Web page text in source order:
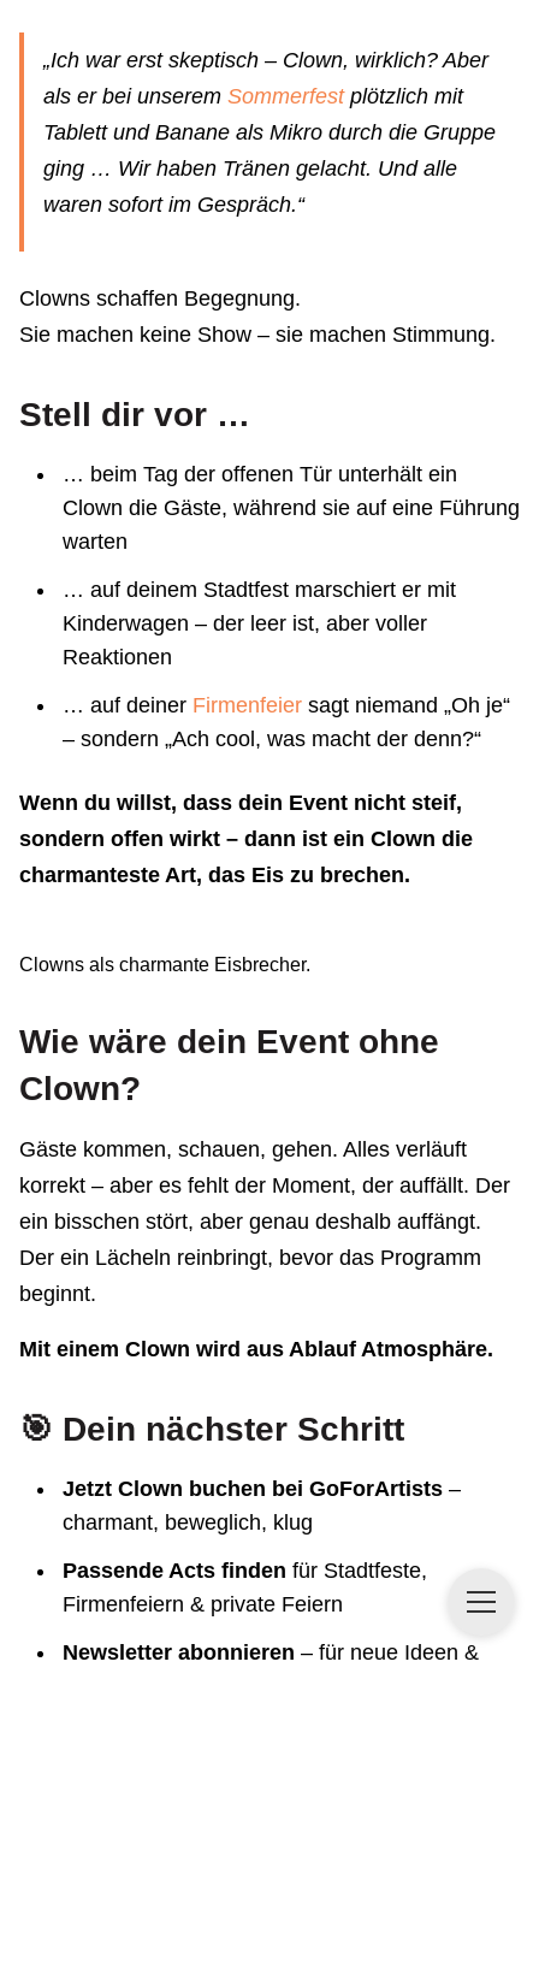
„Ich war erst skeptisch – Clown, wirklich? Aber
als er bei unserem Sommerfestplötzlich mit
Tablett und Banane als Mikro durch die Gruppe
ging … Wir haben Tränen gelacht. Und alle
waren sofort im Gespräch.“
Clowns schaffen Begegnung.
Sie machen keine Show – sie machen Stimmung.
Stell dir vor …
… beim Tag der offenen Tür unterhält ein
Clown die Gäste, während sie auf eine Führung
warten
… auf deinem Stadtfest marschiert er mit
Kinderwagen – der leer ist, aber voller
Reaktionen
… auf deiner Firmenfeier sagt niemand „Oh je“
– sondern „Ach cool, was macht der denn?“
Wenn du willst, dass dein Event nicht steif,
sondern offen wirkt – dann ist ein Clown die
charmanteste Art, das Eis zu brechen.
Clowns als charmante Eisbrecher.
Wie wäre dein Event ohne
Clown?
Gäste kommen, schauen, gehen. Alles verläuft
korrekt – aber es fehlt der Moment, der auffällt. Der
ein bisschen stört, aber genau deshalb auffängt.
Der ein Lächeln reinbringt, bevor das Programm
beginnt.
Mit einem Clown wird aus Ablauf Atmosphäre.
🎯 Dein nächster Schritt
Jetzt Clown buchen bei GoForArtists –
charmant, beweglich, klug
Passende Acts finden für Stadtfeste,
Firmenfeiern & private Feiern
Newsletter abonnieren – für neue Ideen &